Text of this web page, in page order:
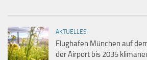
AKTUELLES
Flughafen München auf
der Airport bis 2035